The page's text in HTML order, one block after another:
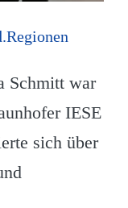
Schmitt war
IESE
sich über